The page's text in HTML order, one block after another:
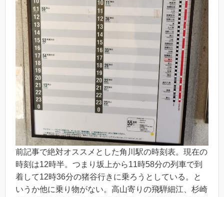
前記事で絶対オススメとした角川駅の時刻表。現在の
時刻は12時半。つまり坂上から11時58分の列車で到
着して12時36分の猪谷行きに乗ろうとしている。と
いうか他に乗り物がない。高山寄りの飛騨細江、杉崎